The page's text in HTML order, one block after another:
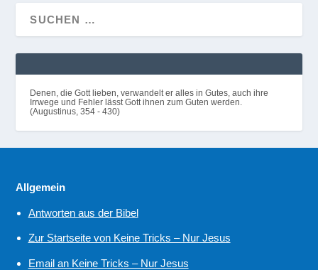
Denen, die Gott lieben, verwandelt er alles in Gutes, auch ihre
Irrwege und Fehler lässt Gott ihnen zum Guten werden.
(Augustinus, 354 - 430)
Allgemein
Antworten aus der Bibel
Zur Startseite von Keine Tricks – Nur Jesus
Email an Keine Tricks – Nur Jesus